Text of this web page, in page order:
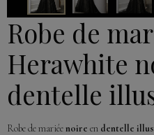
Robe de
Herawhite
dentelle
Robe de mariéenoire en dentelle